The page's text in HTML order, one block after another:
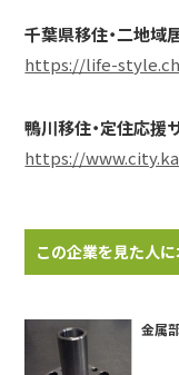
千葉県移住・二地域
https://life-
鴨川移住・定住応援
https://
この企業を見た人
金属